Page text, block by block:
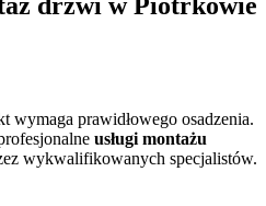
wymaga prawidłowego osadzenia.
usługi montażu
wykwalifikowanych specjalistów.